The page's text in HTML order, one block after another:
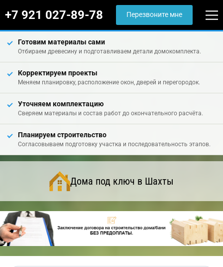
+7 921 027-89-78 Перезвоните мне
Готовим материалы сами
Отбираем древесину и подготавливаем детали домокомплекта.
Корректируем проекты
Меняем планировку, расположение окон, дверей и перегородок.
Уточняем комплектацию
Сверяем материалы и состав работ до окончательного расчёта.
Планируем строительство
Согласовываем подготовку участка и последовательность этапов.
Дома под ключ в Шахты